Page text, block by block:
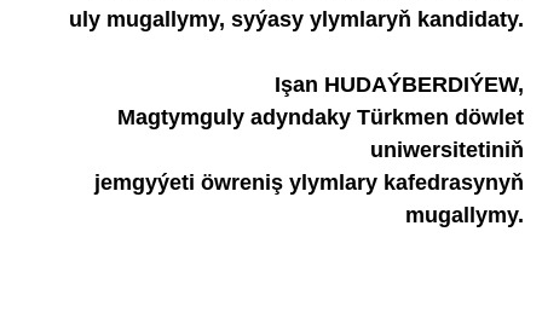
uly mugallymy, syýasy ylymlaryň kandidaty.
Işan HUDAÝBERDIÝEW,
Magtymguly adyndaky Türkmen döwlet
uniwersitetiniň
jemgyýeti öwreniş ylymlary kafedrasynyň
mugallymy.